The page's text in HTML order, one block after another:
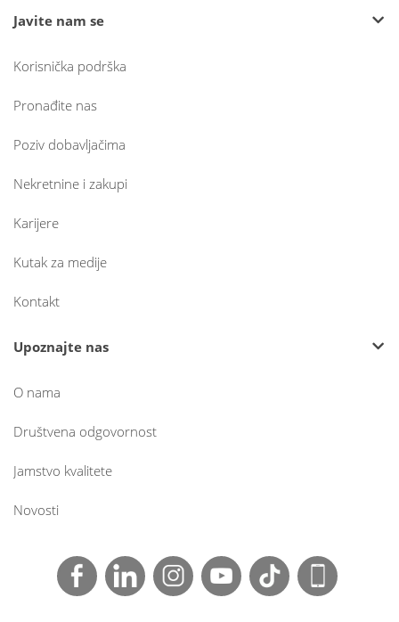
Javite nam se
Korisnička podrška
Pronađite nas
Poziv dobavljačima
Nekretnine i zakupi
Karijere
Kutak za medije
Kontakt
Upoznajte nas
O nama
Društvena odgovornost
Jamstvo kvalitete
Novosti